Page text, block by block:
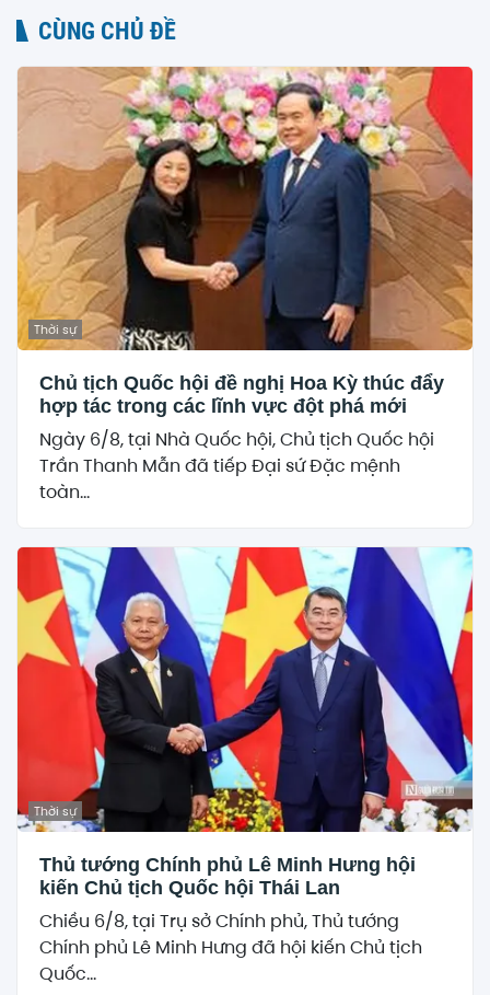
CÙNG CHỦ ĐỀ
Thời sự
Chủ tịch Quốc hội đề nghị Hoa Kỳ thúc đẩy
hợp tác trong các lĩnh vực đột phá mới
Ngày 6/8, tại Nhà Quốc hội, Chủ tịch Quốc hội
Trần Thanh Mẫn đã tiếp Đại sứ Đặc mệnh
toàn...
Thời sự
Thủ tướng Chính phủ Lê Minh Hưng hội
kiến Chủ tịch Quốc hội Thái Lan
Chiều 6/8, tại Trụ sở Chính phủ, Thủ tướng
Chính phủ Lê Minh Hưng đã hội kiến Chủ tịch
Quốc...